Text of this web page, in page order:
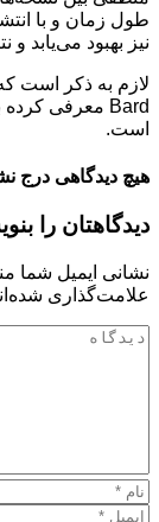
طول زمان و با
نیز بهبود می‌یابد و
لازم به ذکر است
است.
هیچ دیدگاهی درج
دیدگاهتان را
نشانی ایمیل شما
علامت‌گذاری